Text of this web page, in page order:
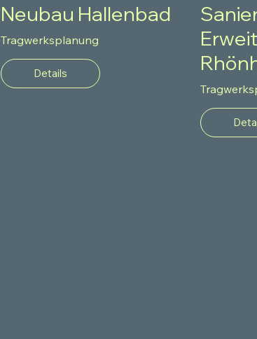
Neubau Hallenbad
Tragwerksplanung
Details